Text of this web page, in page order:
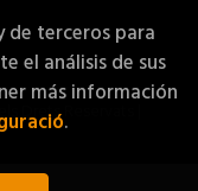
Drets Reservats |
de terceros para
el análisis de sus
más información
.